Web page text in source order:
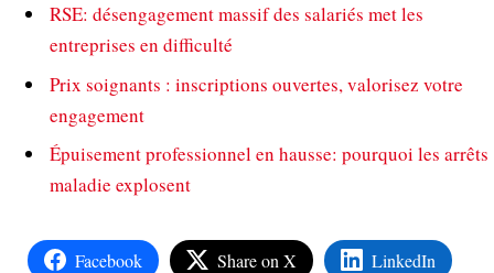
RSE: désengagement massif des salariés met les
entreprises en difficulté
Prix soignants : inscriptions ouvertes, valorisez votre
engagement
Épuisement professionnel en hausse: pourquoi les arrêts
maladie explosent
Facebook Share on X LinkedIn